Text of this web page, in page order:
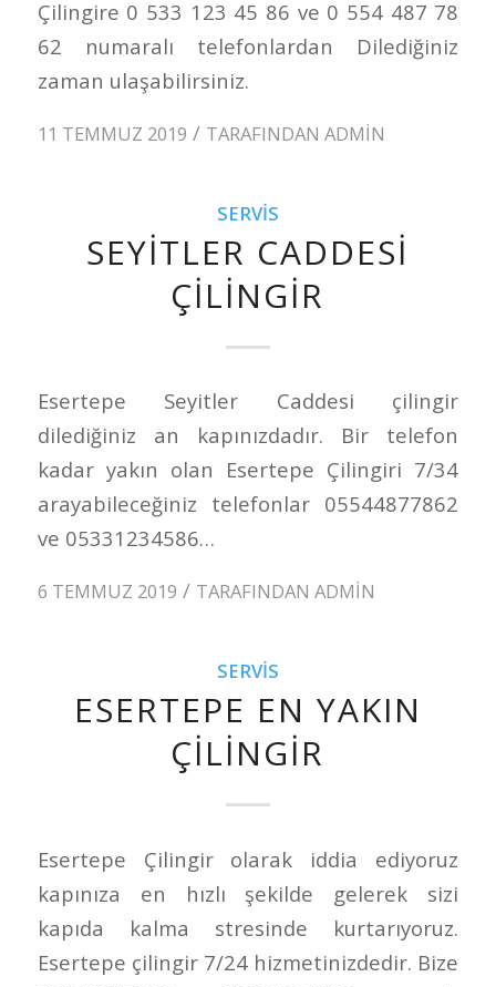
Çilingire 0 533 123 45 86 ve 0 554 487 78
62 numaralı telefonlardan Dilediğiniz
zaman ulaşabilirsiniz.
11 TEMMUZ 2019 / TARAFINDAN ADMIN
SERVIS
SEYITLER CADDESI
ÇILINGIR
Esertepe Seyitler Caddesi çilingir
dilediğiniz an kapınızdadır. Bir telefon
kadar yakın olan Esertepe Çilingiri 7/34
arayabileceğiniz telefonlar 05544877862
ve 05331234586…
6 TEMMUZ 2019 / TARAFINDAN ADMIN
SERVIS
ESERTEPE EN YAKIN
ÇILINGIR
Esertepe Çilingir olarak iddia ediyoruz
kapınıza en hızlı şekilde gelerek sizi
kapıda kalma stresinde kurtarıyoruz.
Esertepe çilingir 7/24 hizmetinizdedir. Bize